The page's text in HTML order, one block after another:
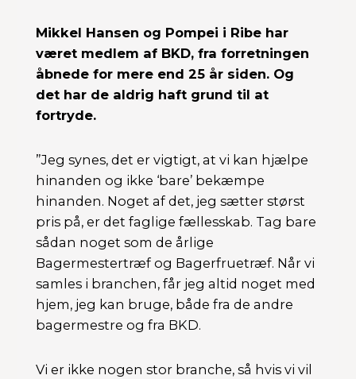
Mikkel Hansen og Pompei i Ribe har
været medlem af BKD, fra forretningen
åbnede for mere end 25 år siden. Og
det har de aldrig haft grund til at
fortryde.
”Jeg synes, det er vigtigt, at vi kan hjælpe
hinanden og ikke ‘bare’ bekæmpe
hinanden. Noget af det, jeg sætter størst
pris på, er det faglige fællesskab. Tag bare
sådan noget som de årlige
Bagermestertræf og Bagerfruetræf. Når vi
samles i branchen, får jeg altid noget med
hjem, jeg kan bruge, både fra de andre
bagermestre og fra BKD.
Vi er ikke nogen stor branche, så hvis vi vil